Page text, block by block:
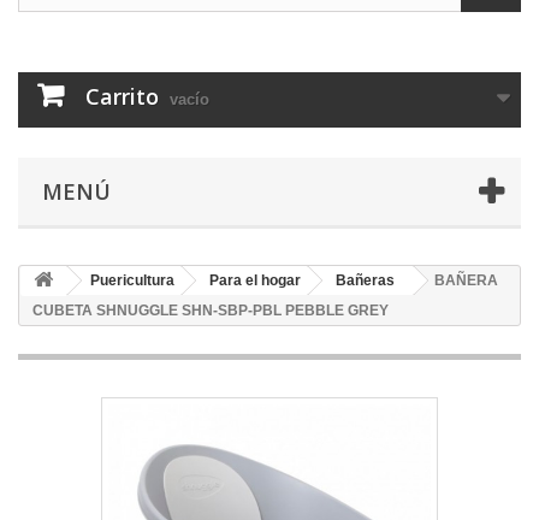
Carrito vacío
MENÚ
Puericultura Para el hogar Bañeras
BAÑERA
CUBETA SHNUGGLE SHN-SBP-PBL PEBBLE GREY